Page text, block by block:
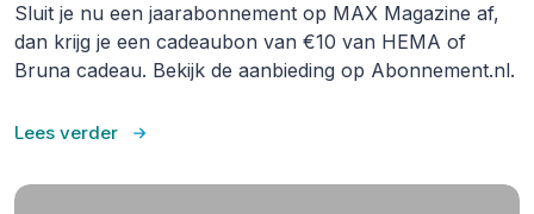
Sluit je nu een jaarabonnement op MAX Magazine af,
dan krijg je een cadeaubon van €10 van HEMA of
Bruna cadeau. Bekijk de aanbieding op Abonnement.nl.
Lees verder